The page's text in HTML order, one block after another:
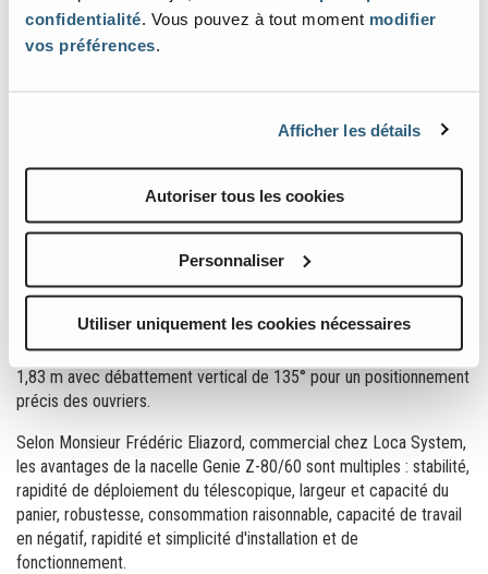
confidentialité. Vous pouvez à tout moment modifier
vos préférences.
Afficher les détails
Autoriser tous les cookies
Personnaliser
Utiliser uniquement les cookies nécessaires
succession de virages en
mettant en place des parois clouées. Le défi principal consistait à
conjuguant portée horizontale conséquente et capacité de travail
en mode négatif leur permettait d'accéder au chantier. Sans
oublier un encombrement adapté à la gestion de la circulation en
sécurité pendant deux mois malgré des conditions climatiques
incertaines et les impératifs de délai des travaux.
La société de location Loca System a donc recommandé à son
client, la société de BTP Hydrosee basée à Saint Pierre, d'utiliser
une nacelle articulée Genie®Z®-80/60 pour de bonnes raisons :
une portée horizontale de plus de 18 m, une portée négative de
près de 5 m, un faible encombrement au sol et un pendulaire de
1,83 m avec débattement vertical de 135° pour un positionnement
précis des ouvriers.
Selon Monsieur Frédéric Eliazord, commercial chez Loca System,
les avantages de la nacelle Genie Z-80/60 sont multiples : stabilité,
rapidité de déploiement du télescopique, largeur et capacité du
panier, robustesse, consommation raisonnable, capacité de travail
en négatif, rapidité et simplicité d'installation et de
fonctionnement.